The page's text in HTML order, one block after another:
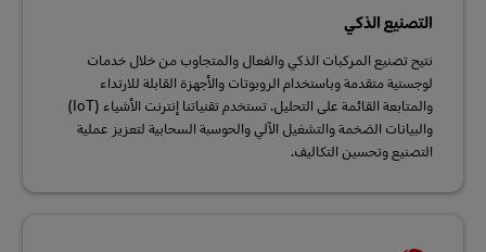
التصنيع الذكي
نتيح تصنيع المركبات الذكي والفعال والمتجاوب من خلال خدمات
لوجستية متقدمة وباستخدام الروبوتات والأجهزة القابلة للارتداء
والمتابعة القائمة على التحليل. تستخدم تقنياتنا إنترنت الأشياء (IoT)
والبيانات الضخمة والتشغيل الآلي والحوسبة السحابية لتعزيز عملية
التصنيع وتحسين التكاليف.